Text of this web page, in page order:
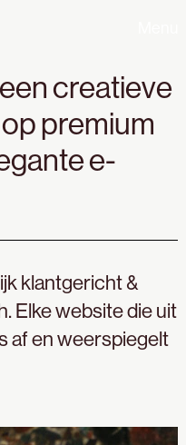
creatieve
premium
e-
klantgericht &
Elke website die uit
af en weerspiegelt